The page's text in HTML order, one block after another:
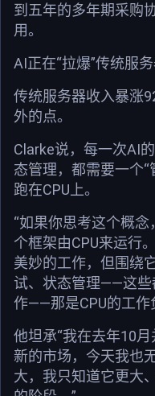
到五年的多年期采购
用。
AI正在“拉爆”传统服
传统服务器收入暴涨
外的点。
Clarke说，每一次AI
态管理，都需要一个“
跑在CPU上。
“如果你思考这个概念
个框架由CPU来运行
美妙的工作，但围绕
试、状态管理——这些
作——那是CPU的工作
他坦承“我在去年10
新的市场，今天我也
大，我只知道它更大